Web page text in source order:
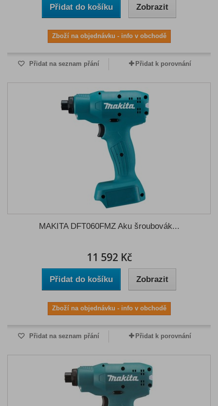
Přidat do košíku Zobrazit
Zboží na objednávku - info v obchodě
Přidat na seznam přání Přidat k porovnání
MAKITA DFT060FMZ Aku šroubovák...
11 592 Kč
Přidat do košíku Zobrazit
Zboží na objednávku - info v obchodě
Přidat na seznam přání Přidat k porovnání